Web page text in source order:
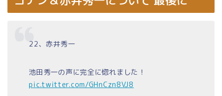
22、赤井秀一
池田秀一の声に完全に惚れました！
pic.twitter.com/GHnCzn8VJ8